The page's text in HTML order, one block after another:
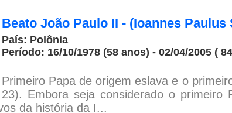
Beato João Paulo II - (Ioannes Paulus
País: Polônia
Período: 16/10/1978 (58 anos) - 02/04/2005 (
Primeiro Papa de origem eslava e o
23). Embora seja considerado o primeiro
da história da I...